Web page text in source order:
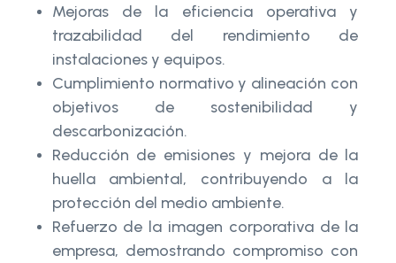
Mejoras de la eficiencia operativa y
trazabilidad del rendimiento de
instalaciones y equipos.
Cumplimiento normativo y alineación con
objetivos de sostenibilidad y
descarbonización.
Reducción de emisiones y mejora de la
huella ambiental, contribuyendo a la
protección del medio ambiente.
Refuerzo de la imagen corporativa de la
empresa, demostrando compromiso con